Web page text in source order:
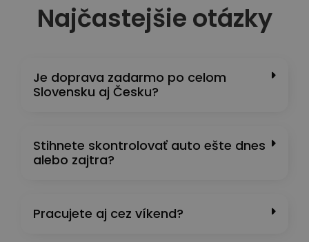
Najčastejšie otázky
Je doprava zadarmo po celom
Slovensku aj Česku?
Stihnete skontrolovať auto ešte dnes
alebo zajtra?
Pracujete aj cez víkend?